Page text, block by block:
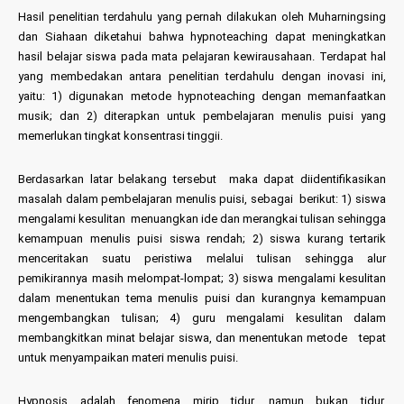
Hasil penelitian terdahulu yang pernah dilakukan oleh Muharningsing
dan Siahaan diketahui bahwa hypnoteaching dapat meningkatkan
hasil belajar siswa pada mata pelajaran kewirausahaan. Terdapat hal
yang membedakan antara penelitian terdahulu dengan inovasi ini,
yaitu: 1) digunakan metode hypnoteaching dengan memanfaatkan
musik; dan 2) diterapkan untuk pembelajaran menulis puisi yang
memerlukan tingkat konsentrasi tinggii.
Berdasarkan latar belakang tersebut maka dapat diidentifikasikan
masalah dalam pembelajaran menulis puisi, sebagai berikut: 1) siswa
mengalami kesulitan menuangkan ide dan merangkai tulisan sehingga
kemampuan menulis puisi siswa rendah; 2) siswa kurang tertarik
menceritakan suatu peristiwa melalui tulisan sehingga alur
pemikirannya masih melompat-lompat; 3) siswa mengalami kesulitan
dalam menentukan tema menulis puisi dan kurangnya kemampuan
mengembangkan tulisan; 4) guru mengalami kesulitan dalam
membangkitkan minat belajar siswa, dan menentukan metode tepat
untuk menyampaikan materi menulis puisi.
Hypnosis adalah fenomena mirip tidur, namun bukan tidur.